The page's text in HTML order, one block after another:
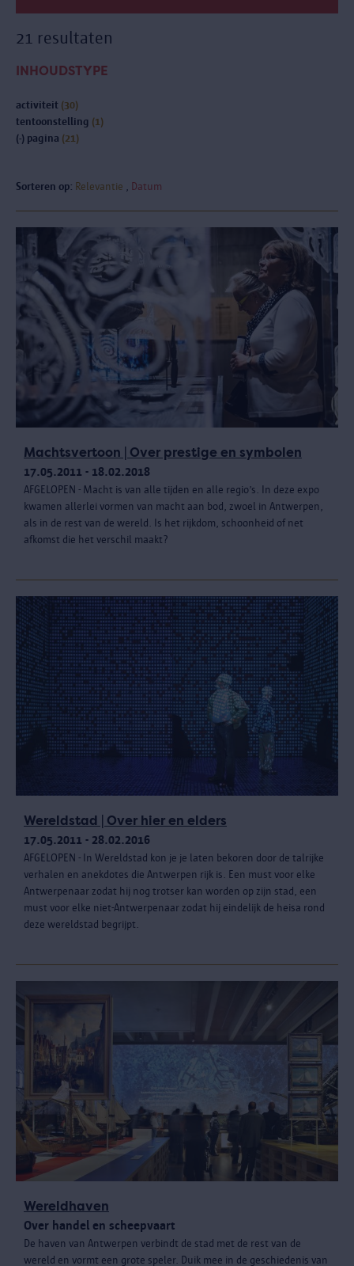
21 resultaten
INHOUDSTYPE
activiteit (30)
tentoonstelling (1)
(-) pagina (21)
Sorteren op: Relevantie Datum
Machtsvertoon | Over prestige en symbolen
17.05.2011 - 18.02.2018
AFGELOPEN - Macht is van alle tijden en alle regio’s. In deze expo
kwamen allerlei vormen van macht aan bod, zwoel in Antwerpen,
als in de rest van de wereld. Is het rijkdom, schoonheid of net
afkomst die het verschil maakt?
Wereldstad | Over hier en elders
17.05.2011 - 28.02.2016
AFGELOPEN - In Wereldstad kon je je laten bekoren door de talrijke
verhalen en anekdotes die Antwerpen rijk is. Een must voor elke
Antwerpenaar zodat hij nog trotser kan worden op zijn stad, een
must voor elke niet-Antwerpenaar zodat hij eindelijk de heisa rond
deze wereldstad begrijpt.
Wereldhaven
Over handel en scheepvaart
De haven van Antwerpen verbindt de stad met de rest van de
wereld en vormt een grote speler. Duik mee in de geschiedenis van